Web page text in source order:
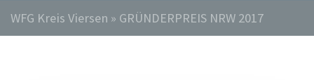
WFG Kreis Viersen » GRÜNDERPREIS NRW 2017